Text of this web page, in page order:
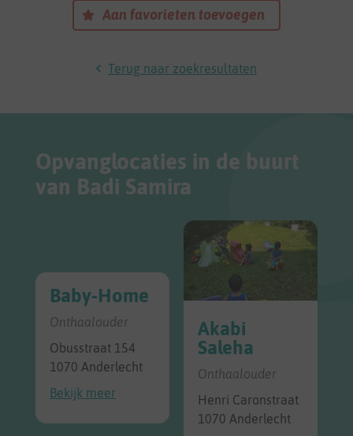
Aan favorieten toevoegen
Terug naar zoekresultaten
Opvanglocaties in de buurt
van Badi Samira
Baby-Home
Onthaalouder
Obusstraat 154
1070 Anderlecht
Bekijk meer
Akabi
Saleha
Onthaalouder
Henri Caronstraat
1070 Anderlecht